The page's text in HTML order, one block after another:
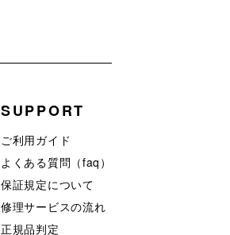
SUPPORT
ご利用ガイド
よくある質問（faq）
保証規定について
修理サービスの流れ
正規品判定